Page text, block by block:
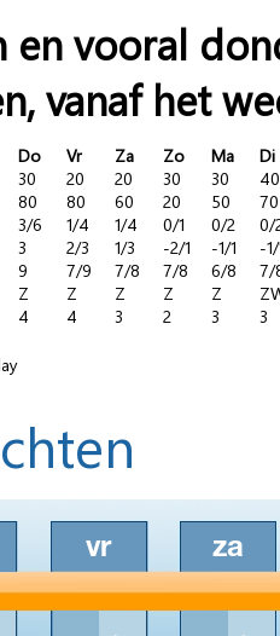
en vooral
vanaf het
Do Vr Za Zo Ma
Di
30 20 20 30 30
40
80 80 60 20 50
70
3/6 1/4 1/4 0/1 0/2
0/
3 2/3 1/3 -2/1 -1/1
-
9 7/9 7/8 7/8 6/8
7/
Z Z Z Z Z
4 4 3 2 3 3